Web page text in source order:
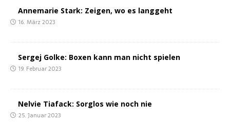
Anne­ma­rie Stark: Zei­gen, wo es langgeht
16. März 2023
Ser­gej Gol­ke: Boxen kann man nicht spielen
19. Februar 2023
Nel­vie Tia­fack: Sorg­los wie noch nie
25. Januar 2023